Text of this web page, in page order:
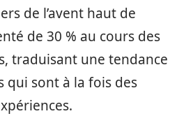
de l’avent haut de
de 30 % au cours des
traduisant une tendance
qui sont à la fois des